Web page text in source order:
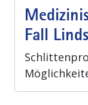
Fall